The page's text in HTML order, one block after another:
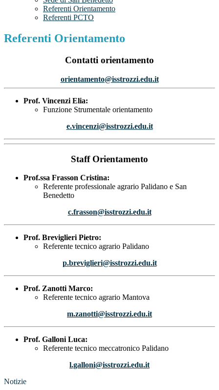
Referenti Orientamento
Referenti PCTO
Referenti Orientamento
Contatti orientamento
orientamento@isstrozzi.edu.it
Prof. Vincenzi Elia:
Funzione Strumentale orientamento
e.vincenzi@isstrozzi.edu.it
Staff Orientamento
Prof.ssa Frasson Cristina:
Referente professionale agrario Palidano e San
Benedetto
c.frasson@isstrozzi.edu.it
Prof. Breviglieri Pietro:
Referente tecnico agrario Palidano
p.breviglieri@isstrozzi.edu.it
Prof. Zanotti Marco:
Referente tecnico agrario Mantova
m.zanotti@isstrozzi.edu.it
Prof. Galloni Luca:
Referente tecnico meccatronico Palidano
l.galloni@isstrozzi.edu.it
Notizie